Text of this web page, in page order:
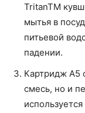
TritanTM
мытья в
питьевой
падении.
Картридж А5
смесь, но и